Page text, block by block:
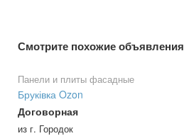
Смотрите похожие объявления
Панели и плиты фасадные
Бруківка Ozon
Договорная
из г. Городок